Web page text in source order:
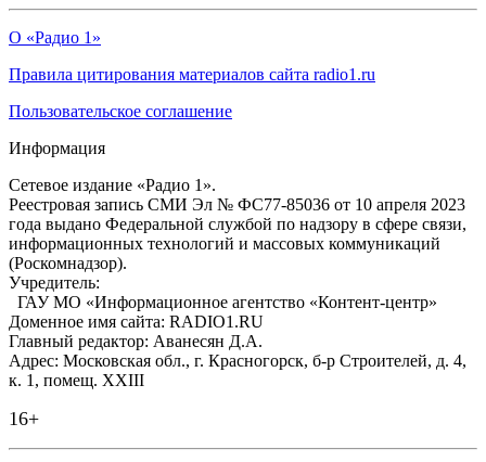
О «Радио 1»
Правила цитирования материалов сайта radio1.ru
Пользовательское соглашение
Информация
Сетевое издание «Радио 1».
Реестровая запись СМИ Эл № ФС77-85036 от 10 апреля 2023
года выдано Федеральной службой по надзору в сфере связи,
информационных технологий и массовых коммуникаций
(Роскомнадзор).
Учредитель:
ГАУ МО «Информационное агентство «Контент-центр»
Доменное имя сайта: RADIO1.RU
Главный редактор: Аванесян Д.А.
Адрес: Московская обл., г. Красногорск, б-р Строителей, д. 4,
к. 1, помещ. XXIII
16+